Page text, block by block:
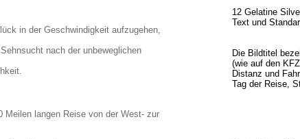
in der Geschwindigkeit aufzugehen,
nach der unbeweglichen
Meilen langen Reise von der West- zur
12 Gelatine
Text und
Die Bildtitel
(wie auf den
Distanz und
Tag der Reise,